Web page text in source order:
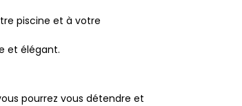
piscine et à votre
et élégant.
pourrez vous détendre et